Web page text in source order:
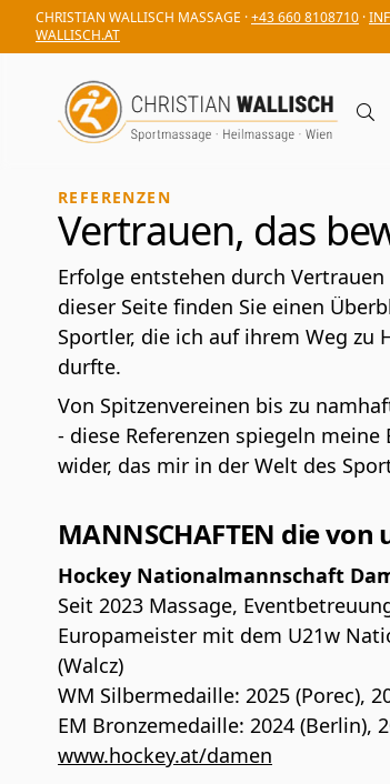
CHRISTIAN WALLISCH MASSAGE ·+43 660 8108710 ·
WALLISCH.AT
REFERENZEN
Vertrauen, das
Erfolge entstehen durch
dieser Seite finden Sie einen
Sportler, die ich auf ihrem Weg zu
durfte.
Von Spitzenvereinen bis zu
- diese Referenzen spiegeln
wider, das mir in der Welt des
MANNSCHAFTEN die
Hockey Nationalmannschaft
Seit 2023 Massage,
Europameister mit dem U21w
(Walcz)
WM Silbermedaille: 2025 (Porec),
EM Bronzemedaille: 2024 (Berlin),
www.hockey.at/damen